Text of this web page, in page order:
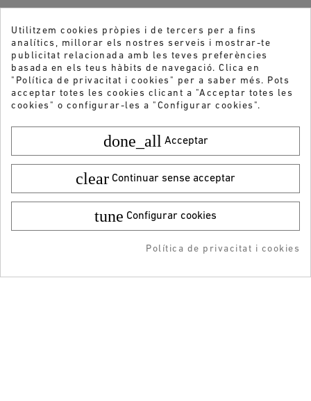
Talla: 41
AFEGIR A LA COMPRA
-5% DTO + Envío Gratis
Utilitzem cookies pròpies i de tercers per a fins
analítics, millorar els nostres serveis i mostrar-te
publicitat relacionada amb les teves preferències
basada en els teus hàbits de navegació. Clica en
"Política de privacitat i cookies" per a saber més. Pots
acceptar totes les cookies clicant a "Acceptar totes les
cookies" o configurar-les a "Configurar cookies".
done_all Acceptar
clear Continuar sense acceptar
tune Configurar cookies
Política de privacitat i cookies